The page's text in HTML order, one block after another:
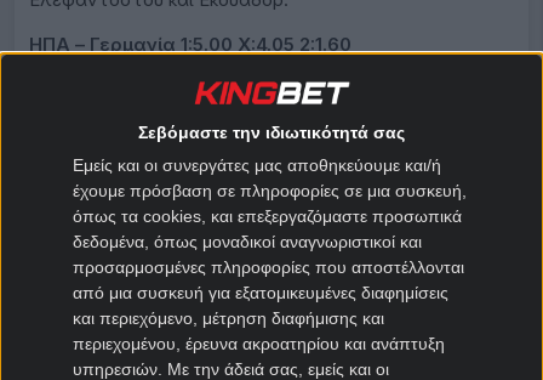
Σεβόμαστε την ιδιωτικότητά σας
Εμείς και οι συνεργάτες μας αποθηκεύουμε και/ή
έχουμε πρόσβαση σε πληροφορίες σε μια συσκευή,
όπως τα cookies, και επεξεργαζόμαστε προσωπικά
δεδομένα, όπως μοναδικοί αναγνωριστικοί και
προσαρμοσμένες πληροφορίες που αποστέλλονται
από μια συσκευή για εξατομικευμένες διαφημίσεις
και περιεχόμενο, μέτρηση διαφήμισης και
περιεχομένου, έρευνα ακροατηρίου και ανάπτυξη
υπηρεσιών. Με την άδειά σας, εμείς και οι
ΗΠΑ – Γερμανία 1:5.00 X:4.05 2:1.60
Στις Βρυξέλλες το Βέλγιο φιλοξενεί σε άλλο
Οι Βέλγοι του Ρούντι Γκαρσιά βρίσκονται στον 7ο
όμιλο όπου στην πρεμιέρα τους θα αντιμετωπίσουν
την Αίγυπτο στο Σιάτλ (15/6) ενώ θα ακολουθήσουν οι
αναμετρήσεις με Ιράν και Νέα Ζηλανδία.
Από την πλευρά τους οι Τυνήσιοι του Σαμπρί Λαμουσί
βρίσκονται στον 6ο όμιλο και μετά την πρεμιέρα με τη
Σουηδία στο Μοντερέι (15/6) έχουν ακόμα τους
αγώνες με Ιαπωνία και Ολλανδία.